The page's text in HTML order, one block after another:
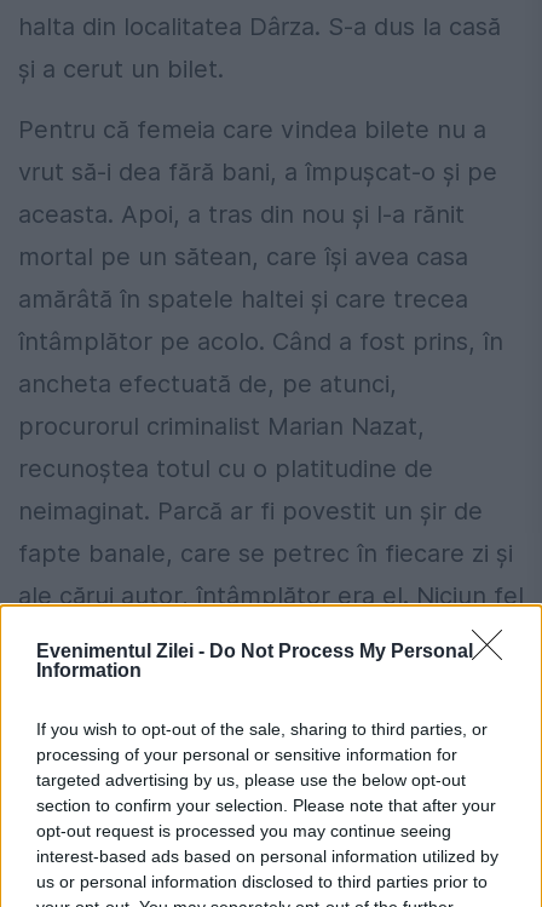
Evenimentul Zilei - Do Not Process My Personal
Information
If you wish to opt-out of the sale, sharing to third parties, or
processing of your personal or sensitive information for
targeted advertising by us, please use the below opt-out
section to confirm your selection. Please note that after your
opt-out request is processed you may continue seeing
interest-based ads based on personal information utilized by
us or personal information disclosed to third parties prior to
halta din localitatea Dârza. S-a dus la casă
și a cerut un bilet.
Pentru că femeia care vindea bilete nu a
vrut să-i dea fără bani, a împușcat-o și pe
aceasta. Apoi, a tras din nou și l-a rănit
mortal pe un sătean, care își avea casa
amărâtă în spatele haltei și care trecea
întâmplător pe acolo. Când a fost prins, în
ancheta efectuată de, pe atunci,
procurorul criminalist Marian Nazat,
recunoștea totul cu o platitudine de
neimaginat. Parcă ar fi povestit un șir de
fapte banale, care se petrec în fiecare zi și
ale cărui autor, întâmplător era el. Niciun fel
de părere de rău. Niciun fel de empatie.
Ceea ce nu se poate spune în cazurile pe
care le comparăm.
Un alt punct comun este premeditarea.
Râmaru luase de la punctul PSI (o coșmelie
din lemn vopsită în roșu, cu uși din sârmă,